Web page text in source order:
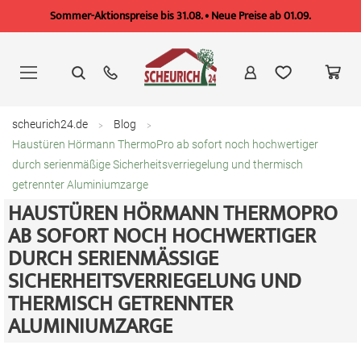
Sommer-Aktionspreise bis 31.08. • Neue Preise ab 01.09.
springen
scheurich24.de
Blog
Haustüren Hörmann ThermoPro ab sofort noch hochwertiger
durch serienmäßige Sicherheitsverriegelung und thermisch
getrennter Aluminiumzarge
HAUSTÜREN HÖRMANN THERMOPRO
AB SOFORT NOCH HOCHWERTIGER
DURCH SERIENMÄSSIGE S
ICHERHEITSVERRIEGELUNG UND T
HERMISCH GETRENNTER A
LUMINIUMZARGE